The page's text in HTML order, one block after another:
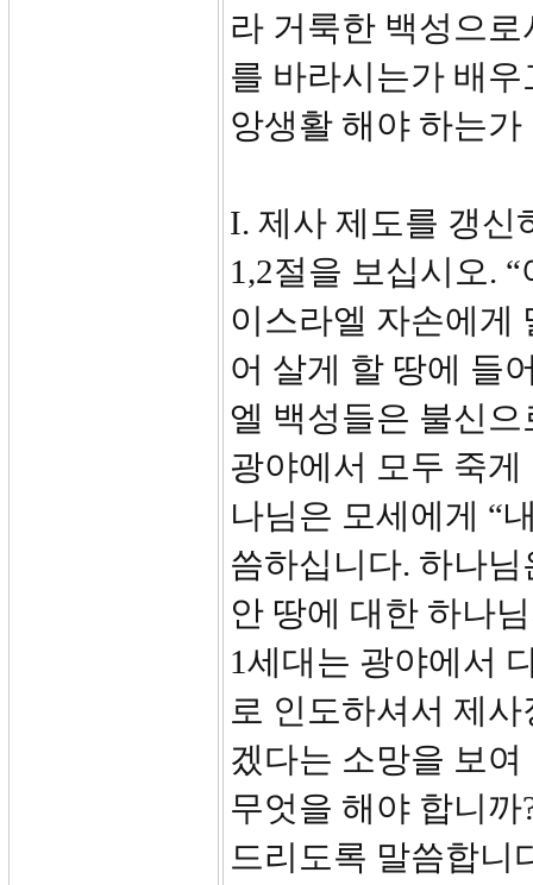
라 거룩한 백성으
를 바라시는가 배
앙생활 해야 하는
I. 제사 제도를 갱신
1,2절을 보십시오.
이스라엘 자손에게
어 살게 할 땅에 들
엘 백성들은 불신
광야에서 모두 죽
나님은 모세에게 “
씀하십니다. 하나
안 땅에 대한 하나
1세대는 광야에서
로 인도하셔서 제
겠다는 소망을 보
무엇을 해야 합니
드리도록 말씀합니